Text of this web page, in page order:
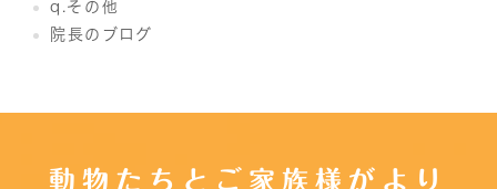
q.その他
院長のブログ
動物たちとご家族様がより